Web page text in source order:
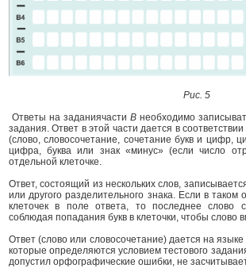
Рис. 5
Ответы на заданиячасти В необходимо
задания. Ответ в этой части дается в
(слово, словосочетание, сочетание букв и цифр,
цифра, буква или знак «минус» (если число
отдельной клеточке.
Ответ, состоящий из нескольких слов,
или другого разделительного знака. Если в таком
клеточек в поле ответа, то последнее слово
соблюдая попадания букв в клеточки, чтобы слово
Ответ (слово или словосочетание) дается на
которые определяются условием тестового
допустил орфографические ошибки, не